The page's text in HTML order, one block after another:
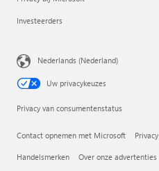
Investeerders
Nederlands (Nederland)
Uw privacykeuzes
Privacy van consumentenstatus
Contact opnemen met Microsoft Privacy
Handelsmerken Over onze advertenties